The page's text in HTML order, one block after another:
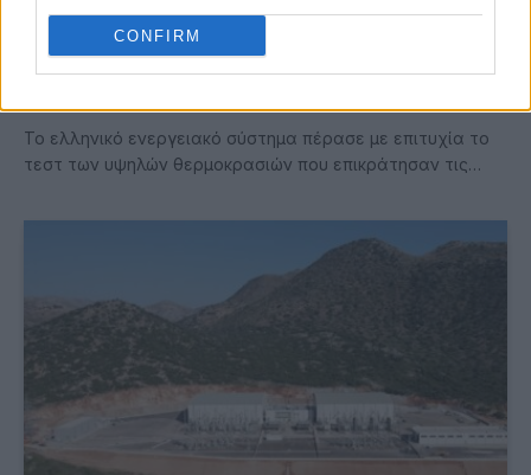
CONFIRM
Ενεργειακό Σύστημα: Η Ελλάδα Αντέχει στον
Καύσωνα με τις ΑΠΕ να Κυριαρχούν
Το ελληνικό ενεργειακό σύστημα πέρασε με επιτυχία το
τεστ των υψηλών θερμοκρασιών που επικράτησαν τις…